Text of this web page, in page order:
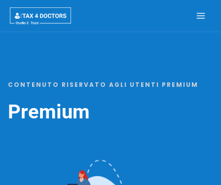
Vai
contenuto
CONTENUTO RISERVATO AGLI UTENTI PREMIUM
Premium